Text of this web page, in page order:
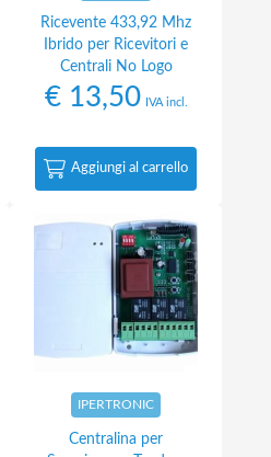
Ricevente 433,92 Mhz
Ibrido per Ricevitori e
Centrali No Logo
€13,50 IVA incl.
Aggiungi al carrello
IPERTRONIC
Centralina per